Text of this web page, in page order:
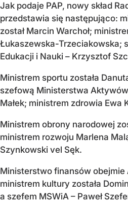
Jak podaje PAP, nowy skład
przedstawia się następująco:
został Marcin Warchoł;
Łukaszewska-Trzeciakowska;
Edukacji i Nauki – Krzysztof
Ministrem sportu została
szefową Ministerstwa
Małek; ministrem zdrowia Ewa
Ministrem obrony narodowej
ministrem rozwoju Marlena
Szynkowski vel Sęk.
Ministerstwo finansów obejmie
ministrem kultury została
a szefem MSWiA – Paweł